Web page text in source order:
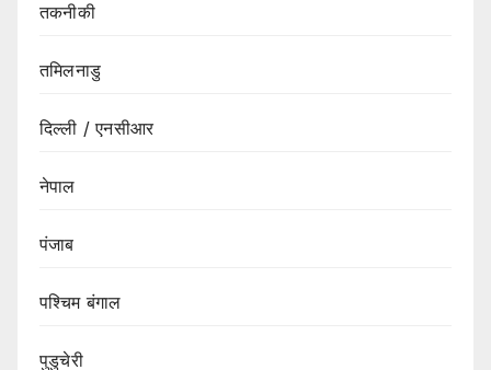
तकनीकी
तमिलनाडु
दिल्ली / एनसीआर
नेपाल
पंजाब
पश्चिम बंगाल
पुडुचेरी